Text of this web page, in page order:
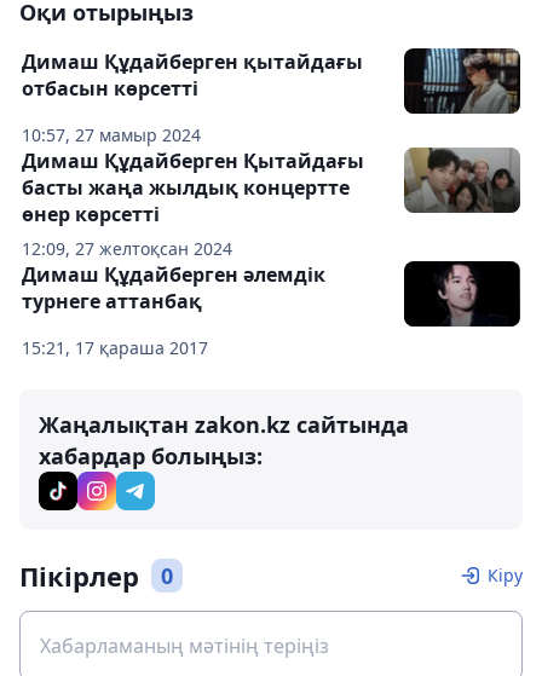
Оқи отырыңыз
10:57, 27 мамыр 2024
Димаш Құдайберген қытайдағы
отбасын көрсетті
12:09, 27 желтоқсан 2024
Димаш Құдайберген Қытайдағы
басты жаңа жылдық концертте
өнер көрсетті
15:21, 17 қараша 2017
Димаш Құдайберген әлемдік
турнеге аттанбақ
Жаңалықтан zakon.kz сайтында
хабардар болыңыз:
Пікірлер 0 Кіру